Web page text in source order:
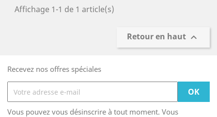
Affichage 1-1 de 1 article(s)
Retour en haut 
Recevez nos offres spéciales
Vous pouvez vous désinscrire à tout moment. Vous